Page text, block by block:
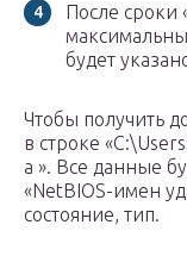
После сроки
будет
Чтобы получить
в строке
a ». Все данные
«NetBIOS-имен
состояние, тип.